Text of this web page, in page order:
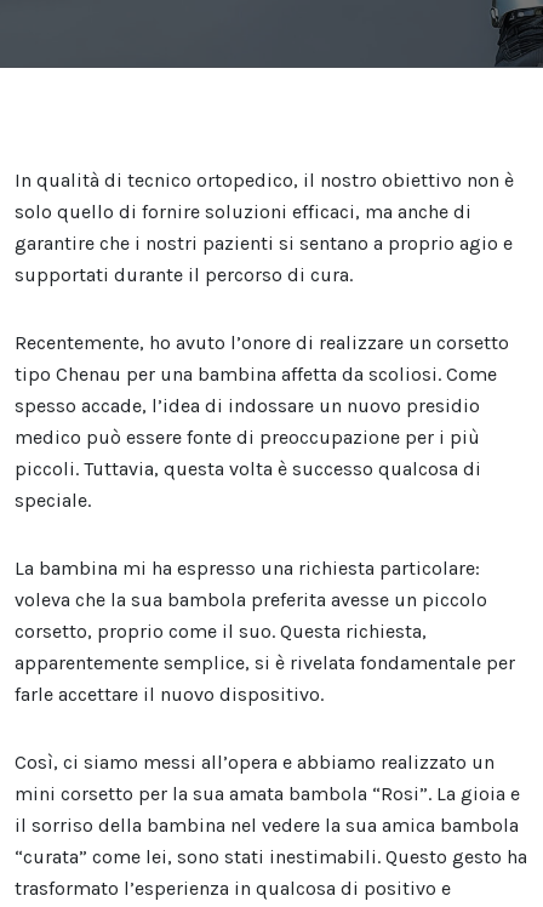
In qualità di tecnico ortopedico, il nostro obiettivo non è
solo quello di fornire soluzioni efficaci, ma anche di
garantire che i nostri pazienti si sentano a proprio agio e
supportati durante il percorso di cura.
Recentemente, ho avuto l’onore di realizzare un corsetto
tipo Chenau per una bambina affetta da scoliosi. Come
spesso accade, l’idea di indossare un nuovo presidio
medico può essere fonte di preoccupazione per i più
piccoli. Tuttavia, questa volta è successo qualcosa di
speciale.
La bambina mi ha espresso una richiesta particolare:
voleva che la sua bambola preferita avesse un piccolo
corsetto, proprio come il suo. Questa richiesta,
apparentemente semplice, si è rivelata fondamentale per
farle accettare il nuovo dispositivo.
Così, ci siamo messi all’opera e abbiamo realizzato un
mini corsetto per la sua amata bambola “Rosi”. La gioia e
il sorriso della bambina nel vedere la sua amica bambola
“curata” come lei, sono stati inestimabili. Questo gesto ha
trasformato l’esperienza in qualcosa di positivo e